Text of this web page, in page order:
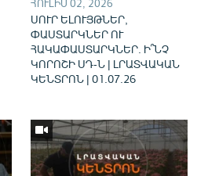
ՀՈՒԼԻՍ 02, 2026
ՍՈՒՐ ԵԼՈՒՅԹՆԵՐ,
ՓԱՍՏԱՐԿՆԵՐ ՈՒ
ՀԱԿԱՓԱՍՏԱՐԿՆԵՐ. Ի՞ՆՉ
ԿՈՐՈՇԻ ՍԴ-Ն | ԼՐԱՏՎԱԿԱՆ
ԿԵՆՏՐՈՆ | 01.07.26